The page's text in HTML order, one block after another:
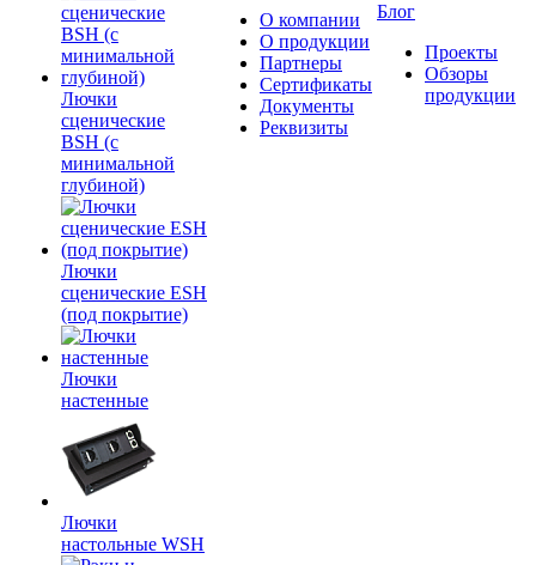
Лючки
сценические
BSH (с
минимальной
глубиной)
Лючки
сценические ESH
(под покрытие)
Лючки
настенные
Лючки
настольные WSH
О компании
О продукции
Партнеры
Сертификаты
Документы
Реквизиты
Блог
Проекты
Обзоры
продукции